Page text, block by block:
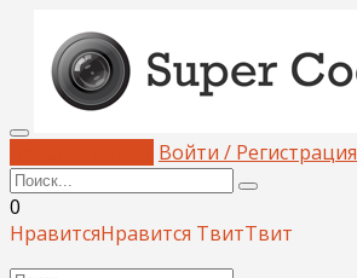
Войти / Регистрация
0
НравитсяНравится ТвитТвит